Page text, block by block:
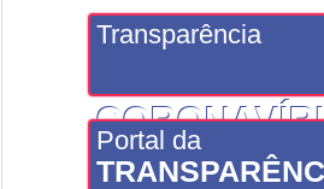
Transparência
Portal da